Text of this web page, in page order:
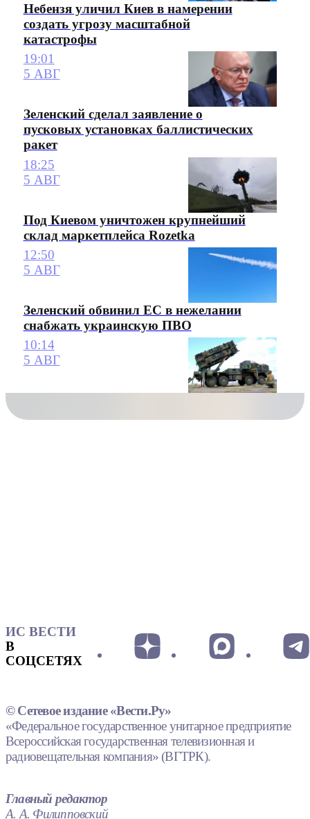
Небензя уличил Киев в намерении
создать угрозу масштабной
катастрофы
19:01
5 АВГ
Зеленский сделал заявление о
пусковых установках баллистических
ракет
18:25
5 АВГ
Под Киевом уничтожен крупнейший
склад маркетплейса Rozetka
12:50
5 АВГ
Зеленский обвинил ЕС в нежелании
снабжать украинскую ПВО
10:14
5 АВГ
ИС ВЕСТИ
В
СОЦСЕТЯХ
© Сетевое издание «Вести.Ру»
«Федеральное государственное унитарное предприятие
Всероссийская государственная телевизионная и
радиовещательная компания» (ВГТРК).
Главный редактор
А. А. Филипповский